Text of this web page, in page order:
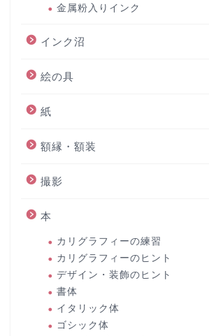
金属粉入りインク
インク沼
絵の具
紙
額縁・額装
撮影
本
カリグラフィーの練習
カリグラフィーのヒント
デザイン・装飾のヒント
書体
イタリック体
ゴシック体